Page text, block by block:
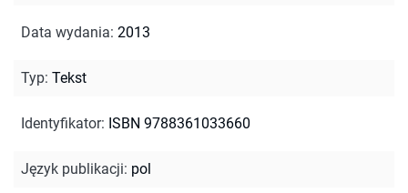
Data wydania: 2013
Typ: Tekst
Identyfikator: ISBN 9788361033660
Język publikacji: pol